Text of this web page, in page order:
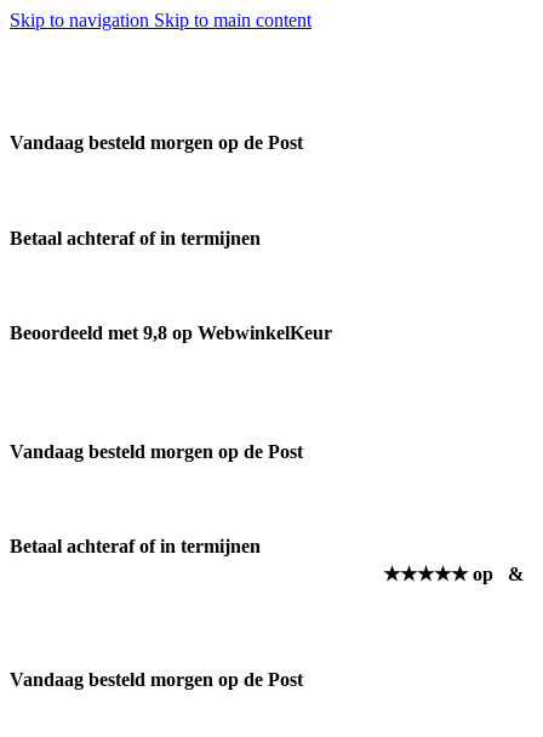
Skip to navigation Skip to main content
Vandaag besteld morgen op de Post
Betaal achteraf of in termijnen
Beoordeeld met 9,8 op WebwinkelKeur
Vandaag besteld morgen op de Post
Betaal achteraf of in termijnen
★★★★★ op
&
Vandaag besteld morgen op de Post